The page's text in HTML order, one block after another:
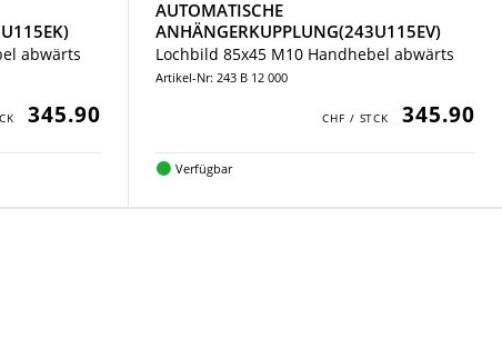
abwärts
345.90
AUTOMATISCHE
ANHÄNGERKUPPLUNG(243U115EV)
Lochbild 85x45 M10 Handhebel abwärts
Artikel-Nr: 243 B 12 000
345.90
Verfügbar